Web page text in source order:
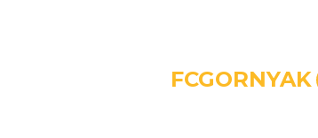
FCGORNYAK